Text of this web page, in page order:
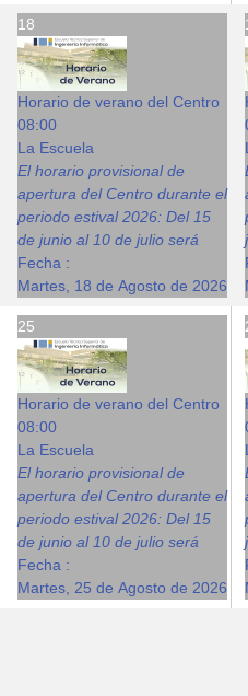
18
Horario de verano del Centro
08:00
La Escuela
El horario provisional de
apertura del Centro durante el
periodo estival 2026: Del 15
de junio al 10 de julio será
Fecha :
Martes, 18 de Agosto de 2026
25
Horario de verano del Centro
08:00
La Escuela
El horario provisional de
apertura del Centro durante el
periodo estival 2026: Del 15
de junio al 10 de julio será
Fecha :
Martes, 25 de Agosto de 2026